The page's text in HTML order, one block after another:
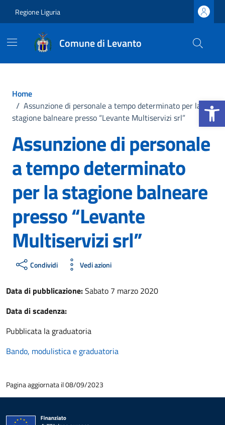
Apri la
Regione Liguria
Comune di Levanto
Home
/ Assunzione di personale a tempo determinato per la
stagione balneare presso “Levante Multiservizi srl”
Assunzione di personale
a tempo determinato
per la stagione balneare
presso “Levante
Multiservizi srl”
Condividi Vedi azioni
Data di pubblicazione:Sabato 7 marzo 2020
Data di scadenza:
Pubblicata la graduatoria
Bando, modulistica e graduatoria
Pagina aggiornata il 08/09/2023